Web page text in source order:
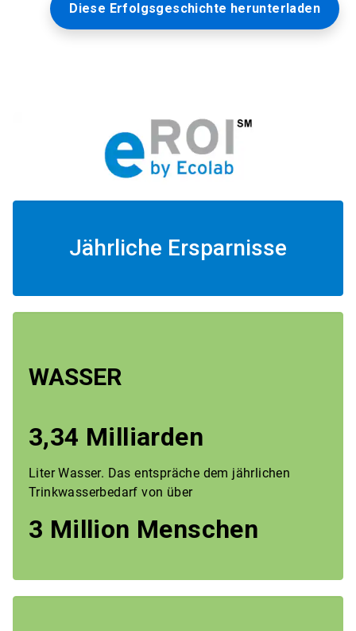
Diese Erfolgsgeschichte herunterladen
Jährliche Ersparnisse
WASSER
3,34 Milliarden
Liter Wasser. Das entspräche dem jährlichen
Trinkwasserbedarf von über
3 Million Menschen